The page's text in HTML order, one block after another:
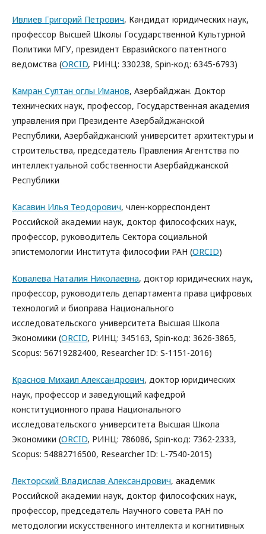
Ивлиев Григорий Петрович, Кандидат юридических наук,
профессор Высшей Школы Государственной Культурной
Политики МГУ, президент Евразийского патентного
ведомства (ORCID, РИНЦ: 330238, Spin-код: 6345-6793)
Камран Султан оглы Иманов, Азербайджан. Доктор
технических наук, профессор, Государственная академия
управления при Президенте Азербайджанской
Республики, Азербайджанский университет архитектуры и
строительства, председатель Правления Агентства по
интеллектуальной собственности Азербайджанской
Республики
Касавин Илья Теодорович, член-корреспондент
Российской академии наук, доктор философских наук,
профессор, руководитель Сектора социальной
эпистемологии Института философии РАН (ORCID)
Ковалева Наталия Николаевна, доктор юридических наук,
профессор, руководитель департамента права цифровых
технологий и биоправа Национального
исследовательского университета Высшая Школа
Экономики (ORCID, РИНЦ: 345163, Spin-код: 3626-3865,
Scopus: 56719282400, Researcher ID: S-1151-2016)
Краснов Михаил Александрович, доктор юридических
наук, профессор и заведующий кафедрой
конституционного права Национального
исследовательского университета Высшая Школа
Экономики (ORCID, РИНЦ: 786086, Spin-код: 7362-2333,
Scopus: 54882716500, Researcher ID: L-7540-2015)
Лекторский Владислав Александрович, академик
Российской академии наук, доктор философских наук,
профессор, председатель Научного совета РАН по
методологии искусственного интеллекта и когнитивных